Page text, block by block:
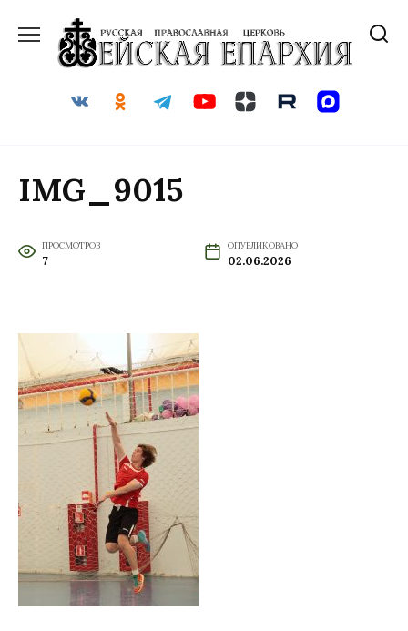
содержанию
IMG_9015
ПРОСМОТРОВ
7
ОПУБЛИКОВАНО
02.06.2026